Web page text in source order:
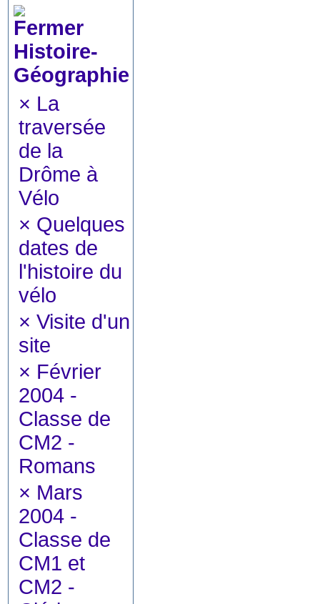
Histoire-
Géographie
× La
traversée
de la
Drôme à
Vélo
× Quelques
dates de
l'histoire du
vélo
× Visite d'un
site
× Février
2004 -
Classe de
CM2 -
Romans
× Mars
2004 -
Classe de
CM1 et
CM2 -